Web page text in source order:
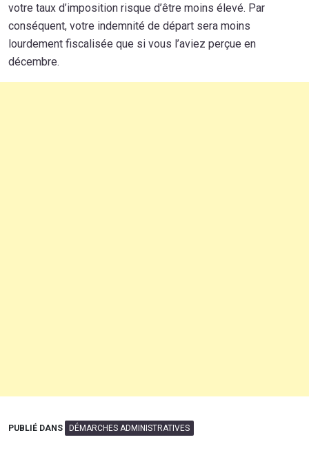
votre taux d’imposition risque d’être moins élevé. Par
conséquent, votre indemnité de départ sera moins
lourdement fiscalisée que si vous l’aviez perçue en
décembre.
PUBLIÉ DANS DÉMARCHES ADMINISTRATIVES